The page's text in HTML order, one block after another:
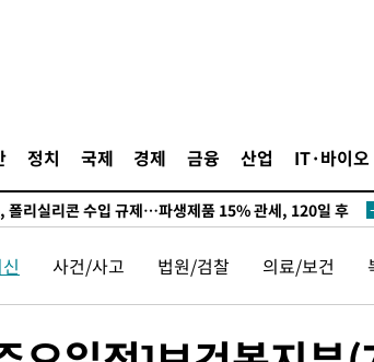
정치 국제 경제 금융 산업 IT·바이오
증시, 일제 하락 마감…나스닥 0.06%↓
극한더위…서울 낮 39도 '폭염중대경보'
폴리실리콘 수입 규제…파생제품 15% 관세, 120일 후
욕증시, 일제 하락 마감…나스닥 0.06%↓
스쿠스 교외에서 미니버스 폭발.. 14명 부상, 3명은 중
사건/사고 법원/검찰 의료/보건